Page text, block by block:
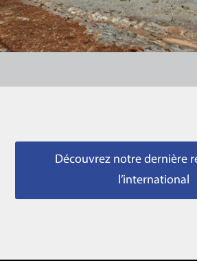
Découvrez notre dernière
l’international